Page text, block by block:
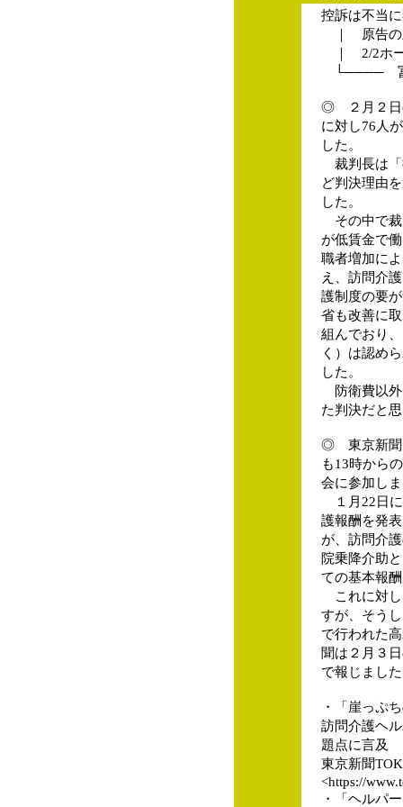
控訴は不当
｜ 原告の
｜ 2/2ホー
└──── 冨
◎ ２月２日(
に対し76人
した。
裁判長は「
ど判決理由
した。
その中で裁
が低賃金で
職者増加に
え、訪問介
護制度の要
省も改善に
組んでおり
く）は認め
した。
防衛費以外
た判決だと
◎ 東京新聞
も13時から
会に参加し
１月22日に
護報酬を発
が、訪問介
院乗降介助
ての基本報
これに対し
すが、そう
で行われた
聞は２月３
で報じまし
・「崖っぷ
訪問介護ヘ
題点に言及
東京新聞
<https://
・「ヘルパ